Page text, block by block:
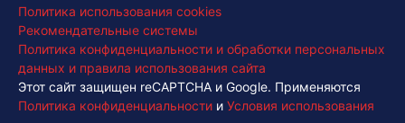
Политика использования cookies
Рекомендательные системы
Политика конфиденциальности и обработки персональных
данных и правила использования сайта
Этот сайт защищен reCAPTCHA и Google. Применяются
Политика конфиденциальности и Условия использования